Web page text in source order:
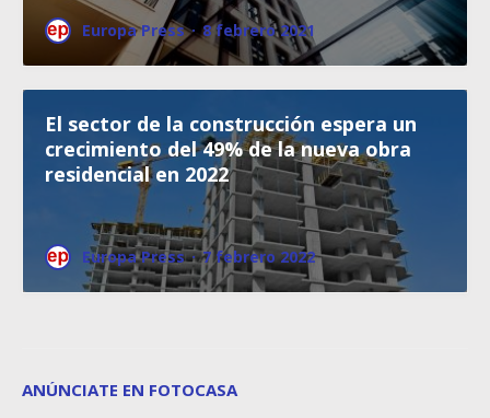
Europa Press · 8 febrero 2021
El sector de la construcción espera un
crecimiento del 49% de la nueva obra
residencial en 2022
Europa Press · 7 febrero 2022
ANÚNCIATE EN FOTOCASA